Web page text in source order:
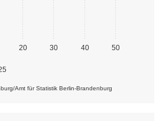
20 30 40 50
Amt für Statistik Berlin-Brandenburg